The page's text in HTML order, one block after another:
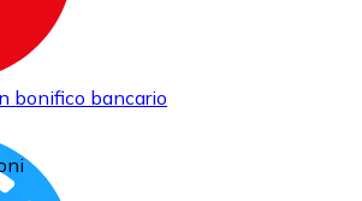
bonifico bancario